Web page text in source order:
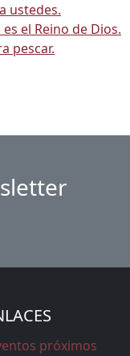
ustedes.
el Reino de Dios.
pescar.
próximos